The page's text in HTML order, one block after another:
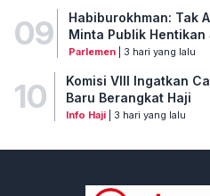
09
Habiburokhman: Tak
Minta Publik Hentikan
Parlemen| 3 hari yang lalu
10
Komisi VIII Ingatkan
Baru Berangkat Haji
Info Haji| 3 hari yang lalu